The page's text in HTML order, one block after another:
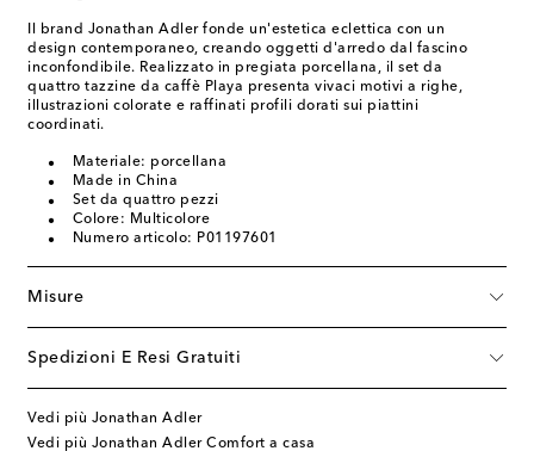
Il brand Jonathan Adler fonde un'estetica eclettica con un
design contemporaneo, creando oggetti d'arredo dal fascino
inconfondibile. Realizzato in pregiata porcellana, il set da
quattro tazzine da caffè Playa presenta vivaci motivi a righe,
illustrazioni colorate e raffinati profili dorati sui piattini
coordinati.
Materiale: porcellana
Made in China
Set da quattro pezzi
Colore: Multicolore
Numero articolo: P01197601
Misure
Spedizioni E Resi Gratuiti
Vedi più Jonathan Adler
Vedi più Jonathan Adler Comfort a casa